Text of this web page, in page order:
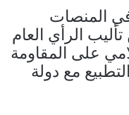
في المنصات
تأليب الرأي العام
على المقاومة
مع دولة